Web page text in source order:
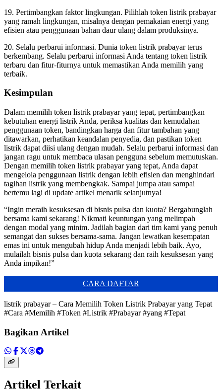
19. Pertimbangkan faktor lingkungan. Pilihlah token listrik prabayar
yang ramah lingkungan, misalnya dengan pemakaian energi yang
efisien atau penggunaan bahan daur ulang dalam produksinya.
20. Selalu perbarui informasi. Dunia token listrik prabayar terus
berkembang. Selalu perbarui informasi Anda tentang token listrik
terbaru dan fitur-fiturnya untuk memastikan Anda memilih yang
terbaik.
Kesimpulan
Dalam memilih token listrik prabayar yang tepat, pertimbangkan
kebutuhan energi listrik Anda, periksa kualitas dan kemudahan
penggunaan token, bandingkan harga dan fitur tambahan yang
ditawarkan, perhatikan keandalan penyedia, dan pastikan token
listrik dapat diisi ulang dengan mudah. Selalu perbarui informasi dan
jangan ragu untuk membaca ulasan pengguna sebelum memutuskan.
Dengan memilih token listrik prabayar yang tepat, Anda dapat
mengelola penggunaan listrik dengan lebih efisien dan menghindari
tagihan listrik yang membengkak. Sampai jumpa atau sampai
bertemu lagi di update artikel menarik selanjutnya!
“Ingin meraih kesuksesan di bisnis pulsa dan kuota? Bergabunglah
bersama kami sekarang! Nikmati keuntungan yang melimpah
dengan modal yang minim. Jadilah bagian dari tim kami yang penuh
semangat dan sukses bersama-sama. Jangan lewatkan kesempatan
emas ini untuk mengubah hidup Anda menjadi lebih baik. Ayo,
mulailah bisnis pulsa dan kuota sekarang dan raih kesuksesan yang
Anda impikan!”
CARA DAFTAR
listrik prabayar – Cara Memilih Token Listrik Prabayar yang Tepat
#Cara #Memilih #Token #Listrik #Prabayar #yang #Tepat
Bagikan Artikel
Artikel Terkait